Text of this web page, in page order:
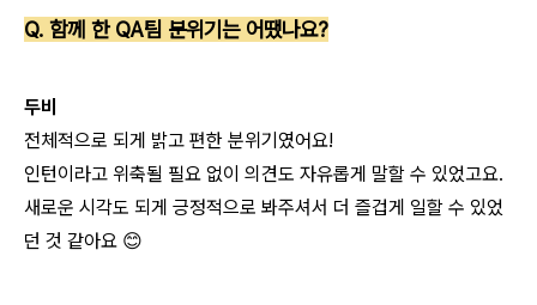
Q. 함께 한 QA팀 분위기는 어땠나요?
두비
전체적으로 되게 밝고 편한 분위기였어요!
인턴이라고 위축될 필요 없이 의견도 자유롭게 말할 수 있었고요.
새로운 시각도 되게 긍정적으로 봐주셔서 더 즐겁게 일할 수 있었
던 것 같아요 😊